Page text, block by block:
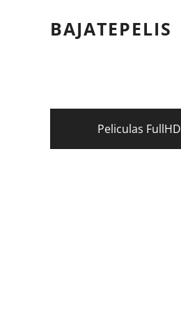
BAJATEPELIS
Peliculas FullHD